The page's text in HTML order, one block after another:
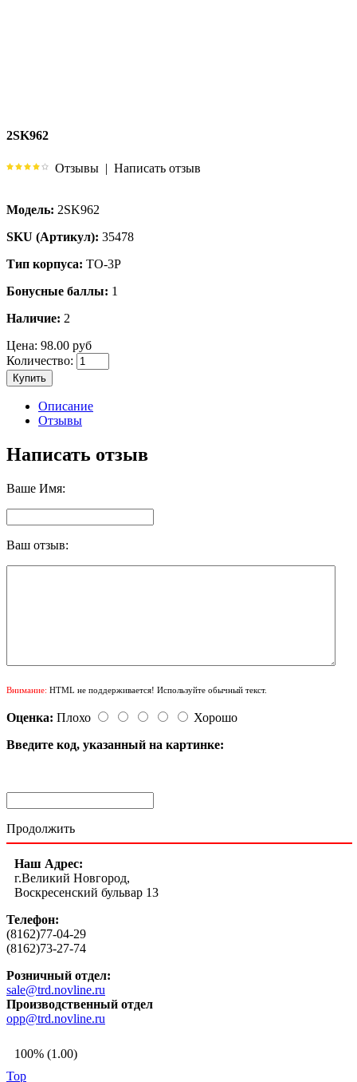
2SK962
Отзывы | Написать отзыв
Модель: 2SK962
SKU (Артикул): 35478
Тип корпуса: TO-3P
Бонусные баллы: 1
Наличие: 2
Цена: 98.00 руб
Количество:
Купить
Описание
Отзывы
Написать отзыв
Ваше Имя:
Ваш отзыв:
Внимание: HTML не поддерживается! Используйте обычный текст.
Оценка: Плохо
Хорошо
Введите код, указанный на картинке:
Продолжить
Наш Адрес:
г.Великий Новгород,
Воскресенский бульвар 13
Телефон:
(8162)77-04-29
(8162)73-27-74
Розничный отдел:
sale@trd.novline.ru
Производственный отдел
opp@trd.novline.ru
100% (1.00)
Top